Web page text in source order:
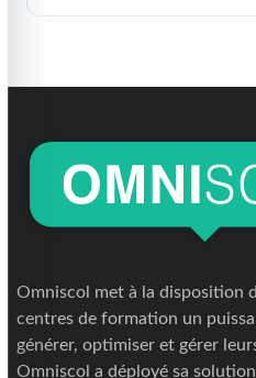
Omniscol met à la disposition
centres de formation un
générer, optimiser et gérer
Omniscol a déployé sa